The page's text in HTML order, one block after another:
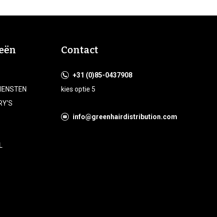
Contact
+31 (0)85-0437908
kies optie 5
info@greenhairdistribution.com